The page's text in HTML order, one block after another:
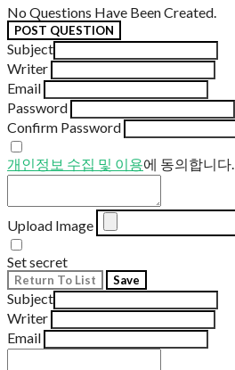
No Questions Have Been Created.
POST QUESTION
Subject
Writer
Email
Password
Confirm Password
개인정보 수집 및 이용에 동의합니다.
Upload Image
Set secret
Return To List Save
Subject
Writer
Email